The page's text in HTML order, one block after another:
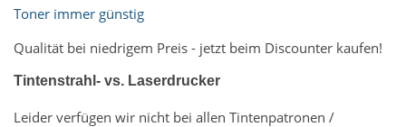
Toner immer günstig
Qualität bei niedrigem Preis - jetzt beim Discounter kaufen!
Tintenstrahl- vs. Laserdrucker
Leider verfügen wir nicht bei allen Tintenpatronen /